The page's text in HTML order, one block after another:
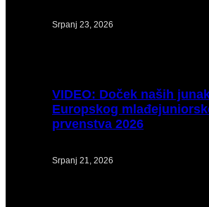
Srpanj 23, 2026
VIDEO: Doček naših
Europskog
prvenstva 2026
Srpanj 21, 2026